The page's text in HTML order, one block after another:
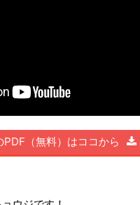
（無料）はココから